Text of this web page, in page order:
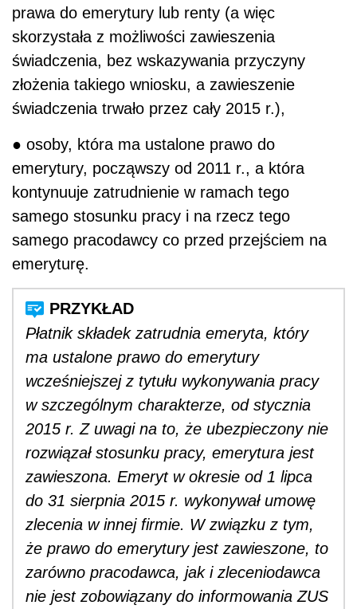
prawa do emerytury lub renty (a więc
skorzystała z możliwości zawieszenia
świadczenia, bez wskazywania przyczyny
złożenia takiego wniosku, a zawieszenie
świadczenia trwało przez cały 2015 r.),
● osoby, która ma ustalone prawo do
emerytury, począwszy od 2011 r., a która
kontynuuje zatrudnienie w ramach tego
samego stosunku pracy i na rzecz tego
samego pracodawcy co przed przejściem na
emeryturę.
Płatnik składek zatrudnia emeryta, który
ma ustalone prawo do emerytury
wcześniejszej z tytułu wykonywania pracy
w szczególnym charakterze, od stycznia
2015 r. Z uwagi na to, że ubezpieczony nie
rozwiązał stosunku pracy, emerytura jest
zawieszona. Emeryt w okresie od 1 lipca
do 31 sierpnia 2015 r. wykonywał umowę
zlecenia w innej firmie. W związku z tym,
że prawo do emerytury jest zawieszone, to
zarówno pracodawca, jak i zleceniodawca
nie jest zobowiązany do informowania ZUS